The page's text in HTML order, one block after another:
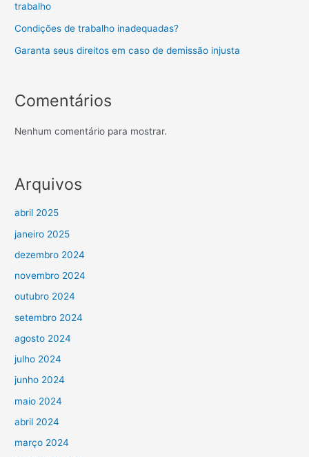
trabalho
Condições de trabalho inadequadas?
Garanta seus direitos em caso de demissão injusta
Comentários
Nenhum comentário para mostrar.
Arquivos
abril 2025
janeiro 2025
dezembro 2024
novembro 2024
outubro 2024
setembro 2024
agosto 2024
julho 2024
junho 2024
maio 2024
abril 2024
março 2024